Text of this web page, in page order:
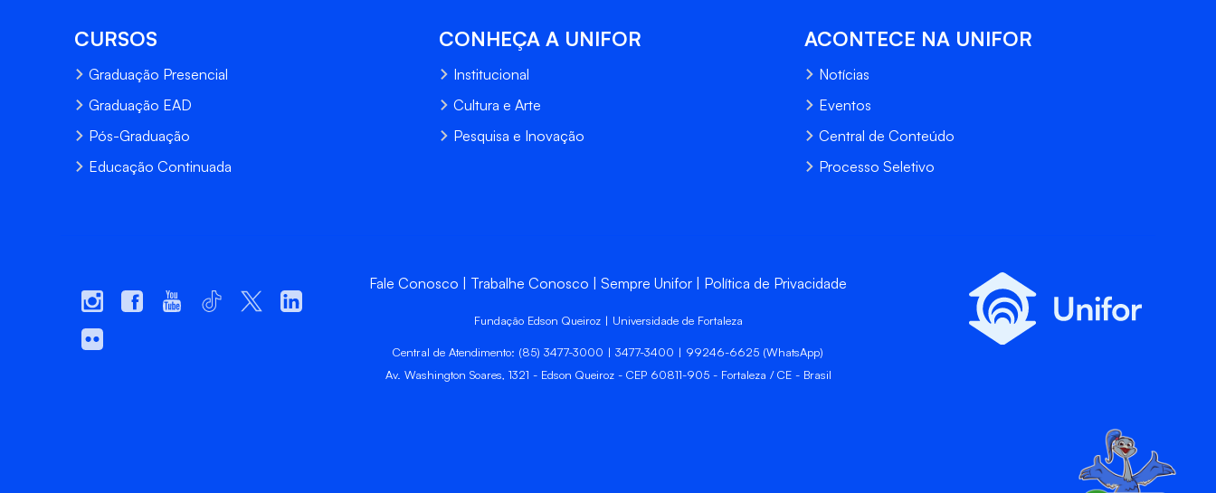
CURSOS
Graduação Presencial
Graduação EAD
Pós-Graduação
Educação Continuada
CONHEÇA A UNIFOR
Institucional
Cultura e Arte
Pesquisa e Inovação
ACONTECE NA UNIFOR
Notícias
Eventos
Central de Conteúdo
Processo Seletivo
Fale Conosco Trabalhe Conosco Sempre Unifor Política de Privacidade
Fundação Edson Queiroz | Universidade de Fortaleza
Central de Atendimento: (85) 3477-3000 | 3477-3400 | 99246-6625 (WhatsApp)
Av. Washington Soares, 1321 - Edson Queiroz - CEP 60811-905 - Fortaleza / CE - Brasil